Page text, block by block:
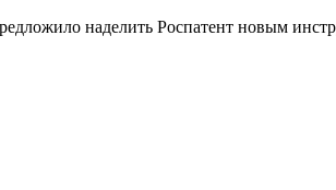
наделить Роспатент новым